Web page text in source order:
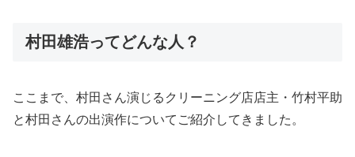
村田雄浩ってどんな人？
ここまで、村田さん演じるクリーニング店店主・竹村平助
と村田さんの出演作についてご紹介してきました。